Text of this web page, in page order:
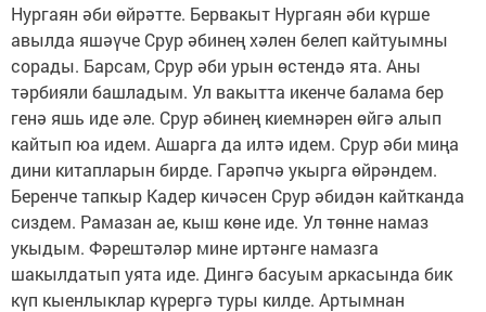
Нургаян әби өйрәтте. Бервакыт Нургаян әби күрше
авылда яшәүче Срур әбинең хәлен белеп кайтуымны
сорады. Барсам, Срур әби урын өстендә ята. Аны
тәрбияли башладым. Ул вакытта икенче балама бер
генә яшь иде әле. Срур әбинең киемнәрен өйгә алып
кайтып юа идем. Ашарга да илтә идем. Срур әби миңа
дини китапларын бирде. Гарәпчә укырга өйрәндем.
Беренче тапкыр Кадер кичәсен Срур әбидән кайтканда
сиздем. Рамазан ае, кыш көне иде. Ул төнне намаз
укыдым. Фәрештәләр мине иртәнге намазга
шакылдатып уята иде. Дингә басуым аркасында бик
күп кыенлыклар күрергә туры килде. Артымнан